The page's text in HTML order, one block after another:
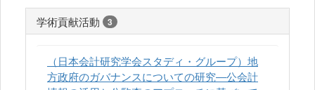
学術貢献活動 3
（日本会計研究学会スタディ・グループ）地
方政府のガバナンスについての研究―公会計